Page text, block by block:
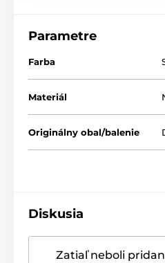
Parametre
Farba
Materiál
Originálny obal/balenie
Diskusia
Zatiaľ neboli